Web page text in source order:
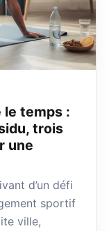
le temps :
trois
une
d’un défi
sportif
ville,